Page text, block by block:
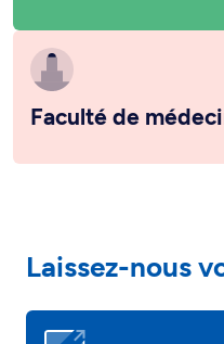
Faculté de
Laissez-nous